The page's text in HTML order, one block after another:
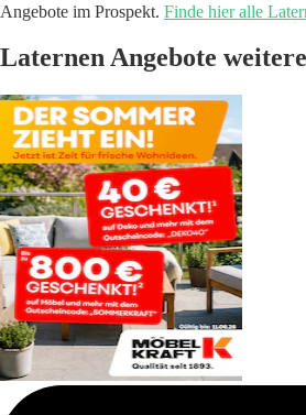
Angebote im Prospekt. Finde hier alle
Laternen Angebote